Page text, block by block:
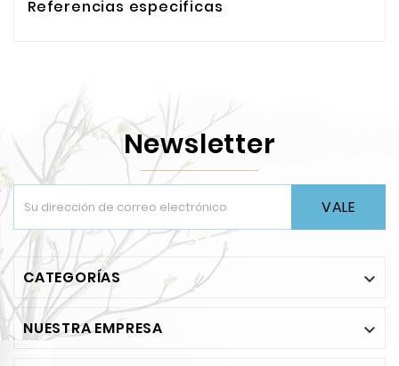
Referencias especificas
Newsletter
VALE
CATEGORÍAS 
NUESTRA EMPRESA 